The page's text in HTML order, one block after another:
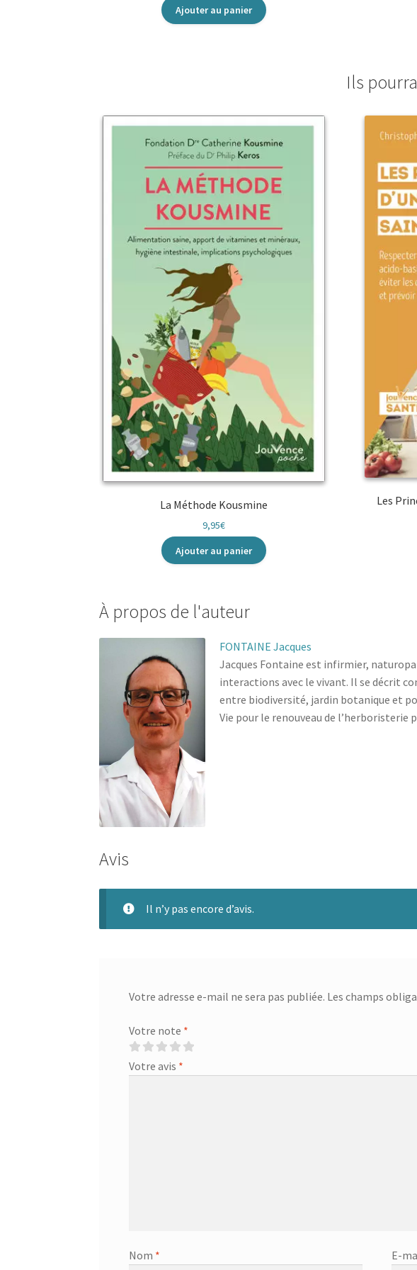
Ajouter au panier
Ils
La Méthode Kousmine
9,95€
Ajouter au panier
Les
À propos de l'auteur
FONTAINE Jacques
Jacques Fontaine est infirmier,
interactions avec le vivant. Il se décrit
entre biodiversité, jardin botanique et
Vie pour le renouveau de l’herboristerie
Avis
Il n’y pas encore d’avis.
Votre adresse e-mail ne sera pas publiée. Les champs
Votre note *
Votre avis *
Nom * E-